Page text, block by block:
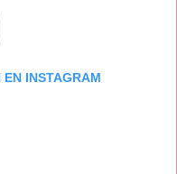
INSTAGRAM